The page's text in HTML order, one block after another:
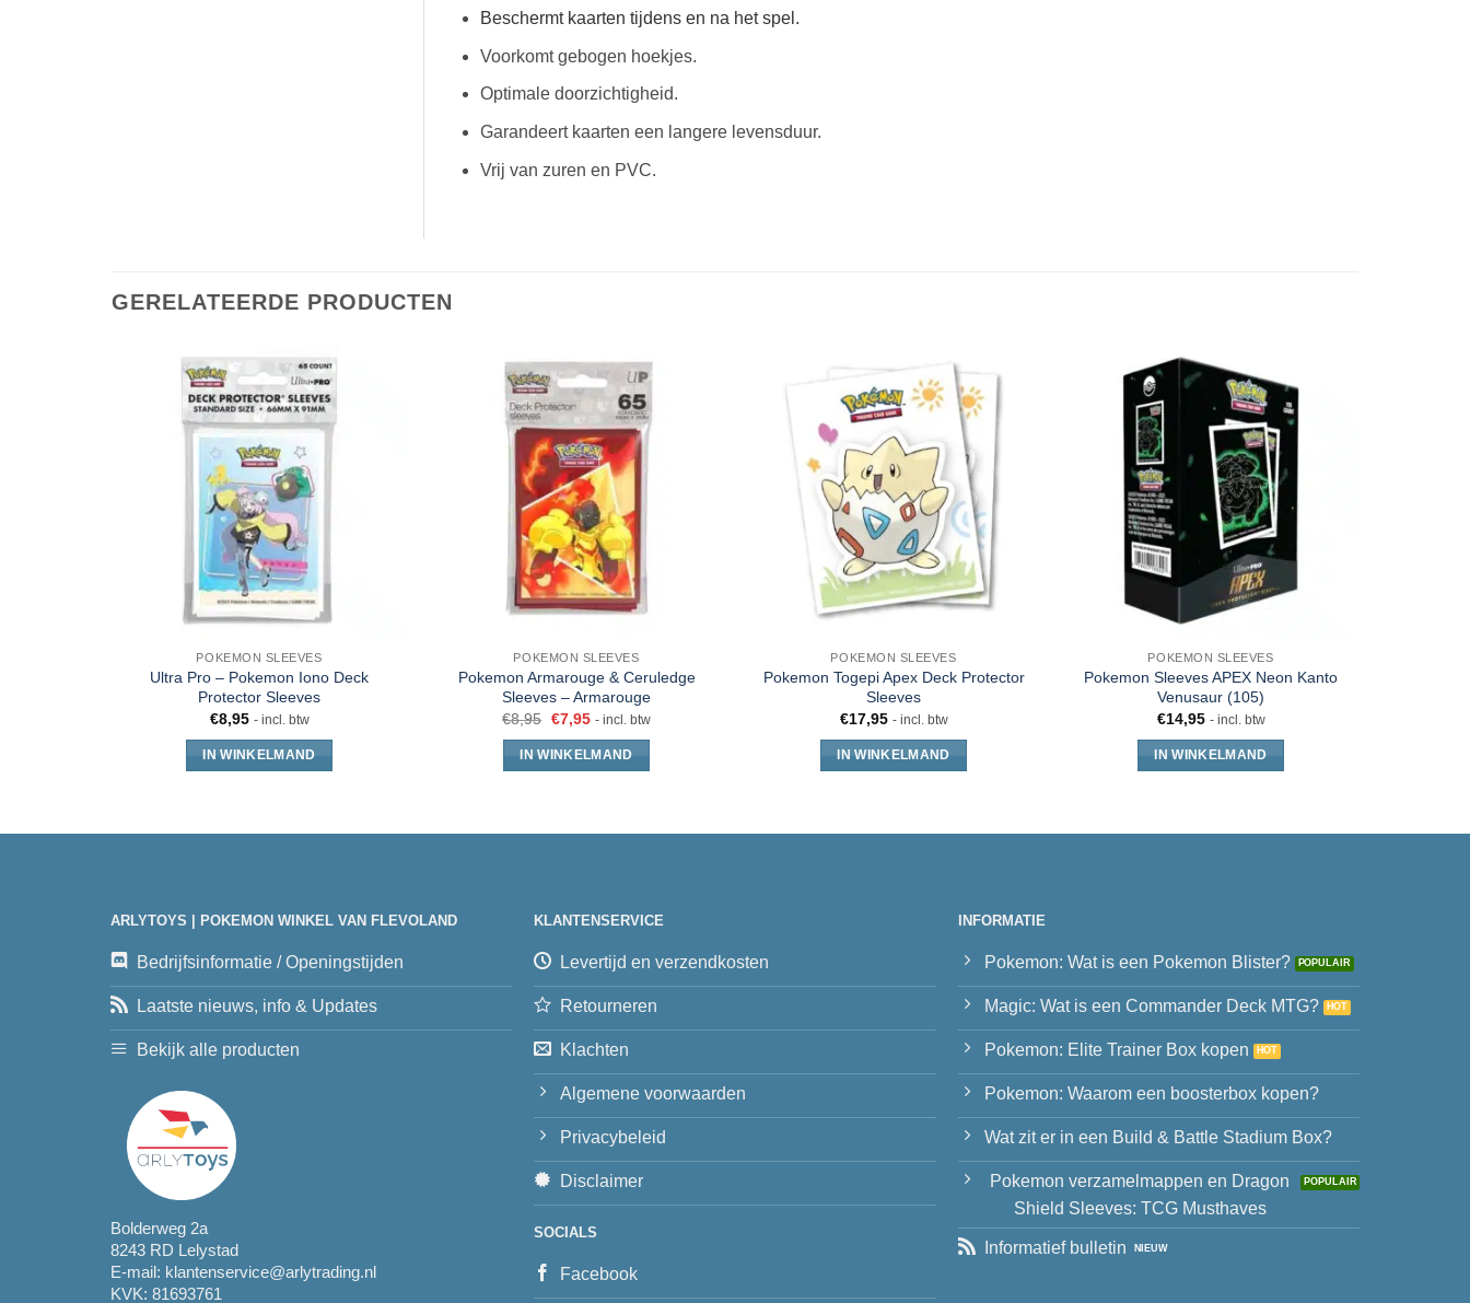
Beschermt kaarten tijdens en na het spel.
Voorkomt gebogen hoekjes.
Optimale doorzichtigheid.
Garandeert kaarten een langere levensduur.
Vrij van zuren en PVC.
GERELATEERDE PRODUCTEN
POKEMON SLEEVES
Ultra Pro – Pokemon Iono Deck
Protector Sleeves
€8,95 - incl. btw
IN WINKELMAND
POKEMON SLEEVES
Pokemon Armarouge & Ceruledge
Sleeves – Armarouge
€8,95 €7,95 - incl. btw
IN WINKELMAND
POKEMON SLEEVES
Pokemon Togepi Apex Deck Protector
Sleeves
€17,95 - incl. btw
IN WINKELMAND
POKEMON SLEEVES
Pokemon Sleeves APEX Neon Kanto
Venusaur (105)
€14,95 - incl. btw
IN WINKELMAND
ARLYTOYS | POKEMON WINKEL VAN FLEVOLAND
Bedrijfsinformatie / Openingstijden
Laatste nieuws, info & Updates
Bekijk alle producten
Bolderweg 2a
8243 RD Lelystad
E-mail: klantenservice@arlytrading.nl
KVK: 81693761
KLANTENSERVICE
Levertijd en verzendkosten
Retourneren
Klachten
Algemene voorwaarden
Privacybeleid
Disclaimer
SOCIALS
Facebook
INFORMATIE
Pokemon: Wat is een Pokemon Blister?
Magic: Wat is een Commander Deck MTG?
Pokemon: Elite Trainer Box kopen
Pokemon: Waarom een boosterbox kopen?
Wat zit er in een Build & Battle Stadium Box?
Pokemon verzamelmappen en Dragon
Shield Sleeves: TCG Musthaves
Informatief bulletin